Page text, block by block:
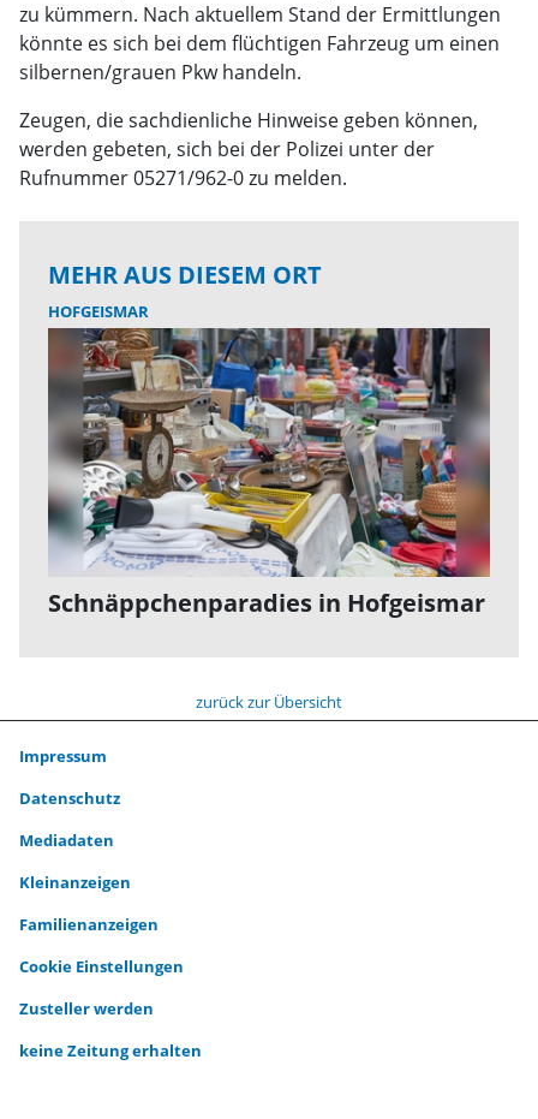
zu kümmern. Nach aktuellem Stand der Ermittlungen
könnte es sich bei dem flüchtigen Fahrzeug um einen
silbernen/grauen Pkw handeln.
Zeugen, die sachdienliche Hinweise geben können,
werden gebeten, sich bei der Polizei unter der
Rufnummer 05271/962-0 zu melden.
MEHR AUS DIESEM ORT
HOFGEISMAR
Schnäppchenparadies in Hofgeismar
zurück zur Übersicht
Impressum
Datenschutz
Mediadaten
Kleinanzeigen
Familienanzeigen
Cookie Einstellungen
Zusteller werden
keine Zeitung erhalten